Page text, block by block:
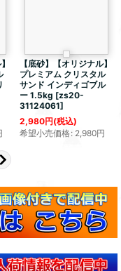
【底砂】【オリジナル】
プレミアム クリスタル
サンド インディゴブル
ー 1.5kg [zs20-
31124061]
2,980円(税込)
希望小売価格: 2,980円